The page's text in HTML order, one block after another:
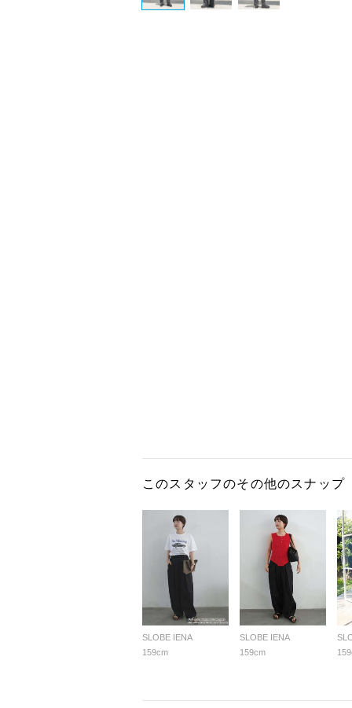
このスタッフのその他のスナップ
SLOBE IENA
159cm
SLOBE IENA
159cm